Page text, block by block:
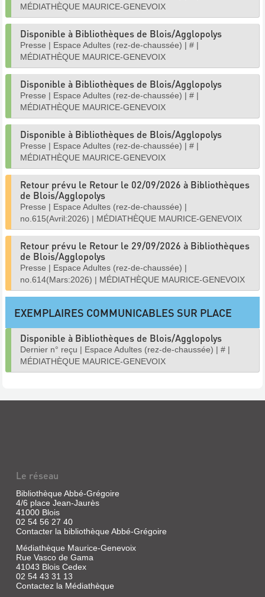
MÉDIATHÈQUE MAURICE-GENEVOIX
Disponible à Bibliothèques de Blois/Agglopolys
Presse | Espace Adultes (rez-de-chaussée) | # |
MÉDIATHÈQUE MAURICE-GENEVOIX
Disponible à Bibliothèques de Blois/Agglopolys
Presse | Espace Adultes (rez-de-chaussée) | # |
MÉDIATHÈQUE MAURICE-GENEVOIX
Disponible à Bibliothèques de Blois/Agglopolys
Presse | Espace Adultes (rez-de-chaussée) | # |
MÉDIATHÈQUE MAURICE-GENEVOIX
Retour prévu le Retour le 02/09/2026 à Bibliothèques
de Blois/Agglopolys
Presse | Espace Adultes (rez-de-chaussée) |
no.615(Avril:2026) | MÉDIATHÈQUE MAURICE-GENEVOIX
Retour prévu le Retour le 29/09/2026 à Bibliothèques
de Blois/Agglopolys
Presse | Espace Adultes (rez-de-chaussée) |
no.614(Mars:2026) | MÉDIATHÈQUE MAURICE-GENEVOIX
EXEMPLAIRES COMMUNICABLES SUR PLACE
Disponible à Bibliothèques de Blois/Agglopolys
Dernier n° reçu | Espace Adultes (rez-de-chaussée) | # |
MÉDIATHÈQUE MAURICE-GENEVOIX
Le réseau
Bibliothèque Abbé-Grégoire
4/6 place Jean-Jaurès
41000 Blois
02 54 56 27 40
Contacter la bibliothèque Abbé-Grégoire
Médiathèque Maurice-Genevoix
Rue Vasco de Gama
41043 Blois Cedex
02 54 43 31 13
Contactez la Médiathèque